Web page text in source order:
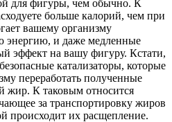
для фигуры, чем обычно. К
больше калорий, чем при
вашему организму
энергию, и даже медленные
эффект на вашу фигуру. Кстати,
катализаторы, которые
переработать полученные
жир. К таковым относится
за транспортировку жиров
происходит их расщепление.